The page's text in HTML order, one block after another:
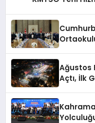
Ağustos
Açtı, İlk